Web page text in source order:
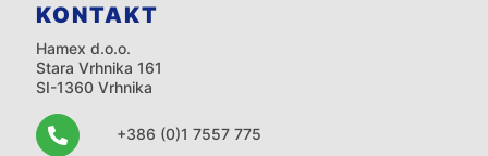
KONTAKT
Hamex d.o.o.
Stara Vrhnika 161
SI-1360 Vrhnika
+386 (0)1 7557 775